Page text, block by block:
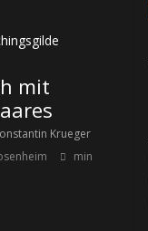
mit
Krueger
min